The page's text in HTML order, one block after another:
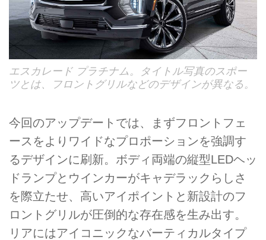
エスカレード プラチナム。タイトル写真のスポー
ツとは、フロントグリルなどのデザインが異なる。
今回のアップデートでは、まずフロントフェ
ースをよりワイドなプロポーションを強調す
るデザインに刷新。ボディ両端の縦型LEDヘッ
ドランプとウインカーがキャデラックらしさ
を際立たせ、高いアイポイントと新設計のフ
ロントグリルが圧倒的な存在感を生み出す。
リアにはアイコニックなバーティカルタイプ